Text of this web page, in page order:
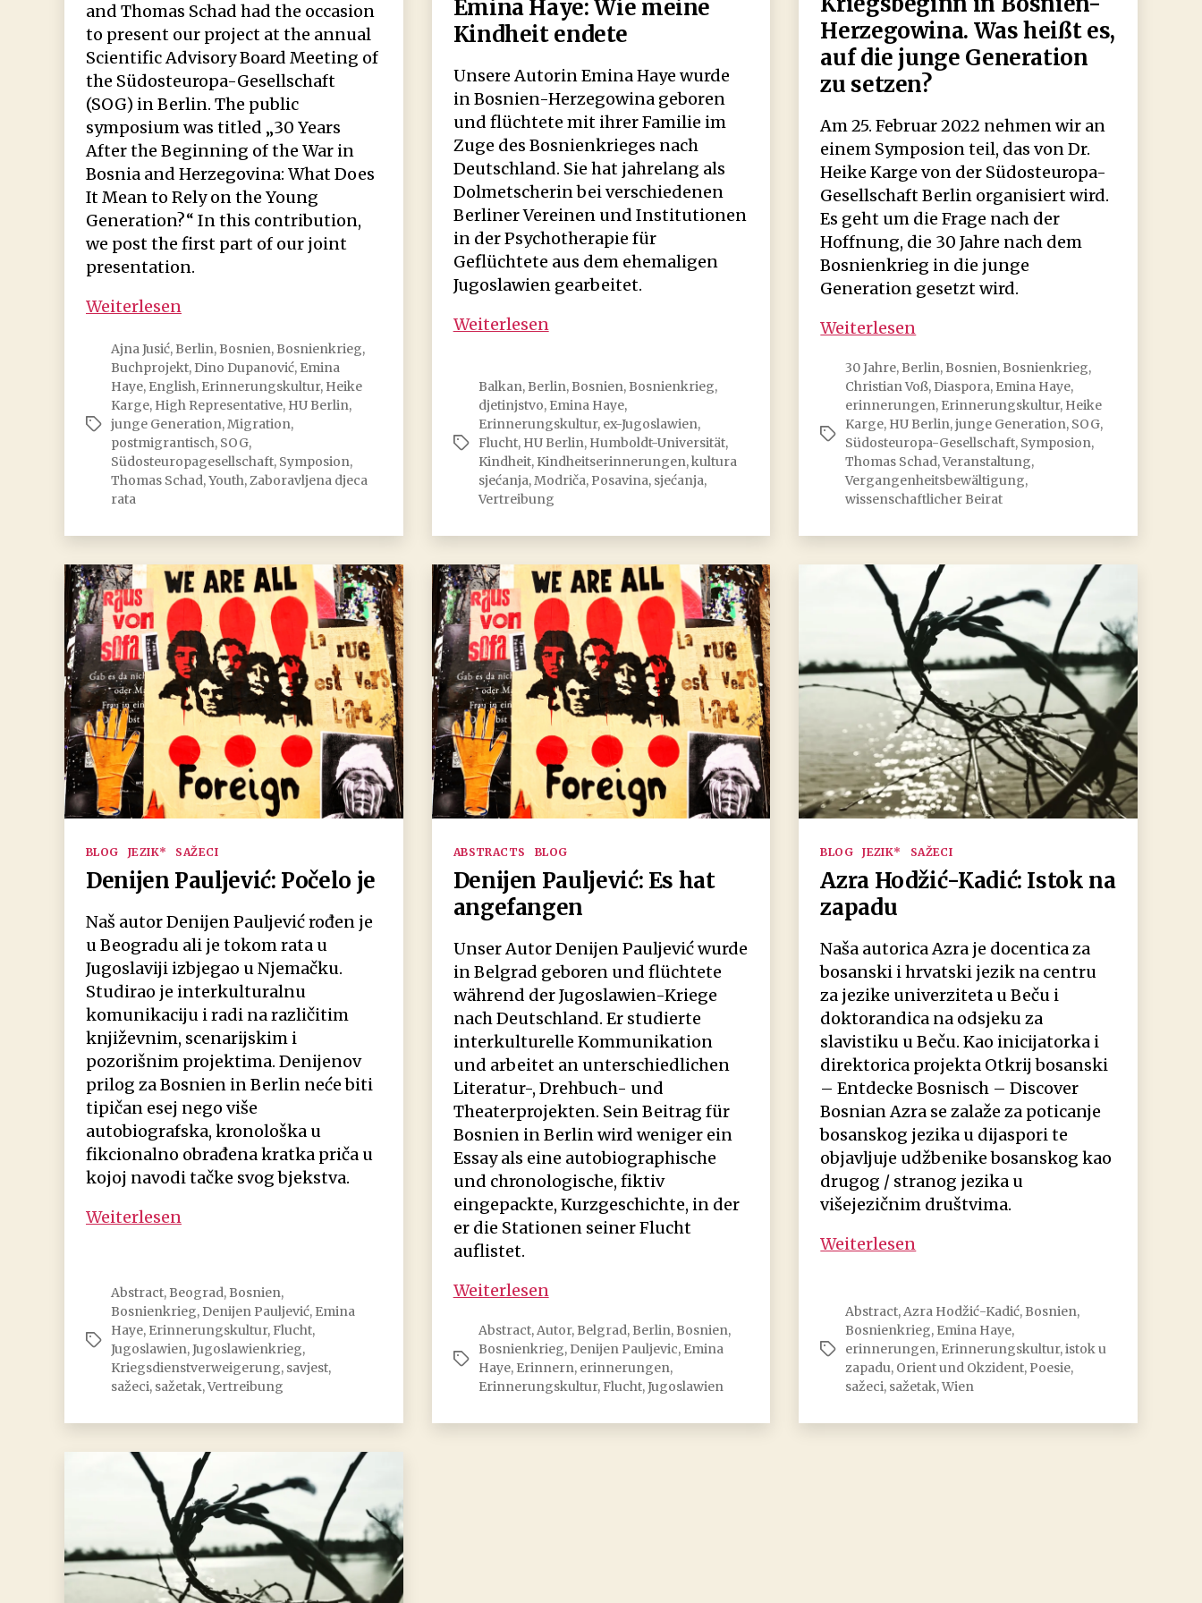
and Thomas Schad had the occasion
to present our project at the annual
Scientific Advisory Board Meeting of
the Südosteuropa-Gesellschaft
(SOG) in Berlin. The public
symposium was titled „30 Years
After the Beginning of the War in
Bosnia and Herzegovina: What Does
It Mean to Rely on the Young
Generation?“ In this contribution,
we post the first part of our joint
presentation.
Weiterlesen
Berlin:
German
Postmigrant
Memory
Culture
Schlagwörter
Ajna Jusić, Berlin, Bosnien, Bosnienkrieg,
Buchprojekt, Dino Dupanović, Emina
Haye, English, Erinnerungskultur, Heike
Karge, High Representative, HU Berlin,
junge Generation,Migration,
postmigrantisch, SOG,
Südosteuropagesellschaft, Symposion,
Thomas Schad,Youth,Zaboravljena djeca
rata
Emina Haye: Wie meine
Kindheit endete
Unsere Autorin Emina Haye wurde
in Bosnien-Herzegowina geboren
und flüchtete mit ihrer Familie im
Zuge des Bosnienkrieges nach
Deutschland. Sie hat jahrelang als
Dolmetscherin bei verschiedenen
Berliner Vereinen und Institutionen
in der Psychotherapie für
Geflüchtete aus dem ehemaligen
Jugoslawien gearbeitet.
Weiterlesen
meine
Kindheit
endete
Schlagwörter
Balkan, Berlin, Bosnien, Bosnienkrieg,
djetinjstvo, Emina Haye,
Erinnerungskultur, ex-Jugoslawien,
Flucht, HU Berlin, Humboldt-Universität,
Kindheit, Kindheitserinnerungen,kultura
sjećanja,Modriča, Posavina, sjećanja,
Vertreibung
Herzegowina. Was heißt es,
auf die junge Generation
zu setzen?
Am 25. Februar 2022 nehmen wir an
einem Symposion teil, das von Dr.
Heike Karge von der Südosteuropa-
Gesellschaft Berlin organisiert wird.
Es geht um die Frage nach der
Hoffnung, die 30 Jahre nach dem
Bosnienkrieg in die junge
Generation gesetzt wird.
Weiterlesen
Jahre
nach
Kriegsbeginn
in
Bosnien-
Herzegowina.
heißt
es,
auf
die
junge
Generation
zu
setzen?
Schlagwörter
30 Jahre, Berlin, Bosnien, Bosnienkrieg,
Christian Voß, Diaspora, Emina Haye,
erinnerungen, Erinnerungskultur, Heike
Karge, HU Berlin,junge Generation, SOG,
Südosteuropa-Gesellschaft, Symposion,
Thomas Schad,Veranstaltung,
Vergangenheitsbewältigung,
wissenschaftlicher Beirat
Kategorien
BLOG JEZIK* SAŽECI
Denijen Pauljević: Počelo je
Naš autor Denijen Pauljević rođen je
u Beogradu ali je tokom rata u
Jugoslaviji izbjegao u Njemačku.
Studirao je interkulturalnu
komunikaciju i radi na različitim
književnim, scenarijskim i
pozorišnim projektima. Denijenov
prilog za Bosnien in Berlin neće biti
tipičan esej nego više
autobiografska, kronološka u
fikcionalno obrađena kratka priča u
kojoj navodi tačke svog bjekstva.
Weiterlesen
je
Schlagwörter
Abstract, Beograd, Bosnien,
Bosnienkrieg, Denijen Pauljević, Emina
Haye, Erinnerungskultur, Flucht,
Jugoslawien,Jugoslawienkrieg,
Kriegsdienstverweigerung, savjest,
sažeci, sažetak,Vertreibung
Kategorien
ABSTRACTS BLOG
Denijen Pauljević: Es hat
angefangen
Unser Autor Denijen Pauljević wurde
in Belgrad geboren und flüchtete
während der Jugoslawien-Kriege
nach Deutschland. Er studierte
interkulturelle Kommunikation
und arbeitet an unterschiedlichen
Literatur-, Drehbuch- und
Theaterprojekten. Sein Beitrag für
Bosnien in Berlin wird weniger ein
Essay als eine autobiographische
und chronologische, fiktiv
eingepackte, Kurzgeschichte, in der
er die Stationen seiner Flucht
auflistet.
Weiterlesen
Es
hat
angefangen
Schlagwörter
Abstract,Autor, Belgrad, Berlin, Bosnien,
Bosnienkrieg, Denijen Pauljevic, Emina
Haye, Erinnern, erinnerungen,
Erinnerungskultur, Flucht,Jugoslawien
Kategorien
BLOG JEZIK* SAŽECI
Azra Hodžić-Kadić: Istok na
zapadu
Naša autorica Azra je docentica za
bosanski i hrvatski jezik na centru
za jezike univerziteta u Beču i
doktorandica na odsjeku za
slavistiku u Beču. Kao inicijatorka i
direktorica projekta Otkrij bosanski
– Entdecke Bosnisch – Discover
Bosnian Azra se zalaže za poticanje
bosanskog jezika u dijaspori te
objavljuje udžbenike bosanskog kao
drugog / stranog jezika u
višejezičnim društvima.
Weiterlesen
Istok
na
zapadu
Schlagwörter
Abstract,Azra Hodžić-Kadić, Bosnien,
Bosnienkrieg, Emina Haye,
erinnerungen, Erinnerungskultur,istok u
zapadu, Orient und Okzident, Poesie,
sažeci, sažetak,Wien